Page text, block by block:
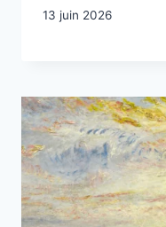
13 juin 2026